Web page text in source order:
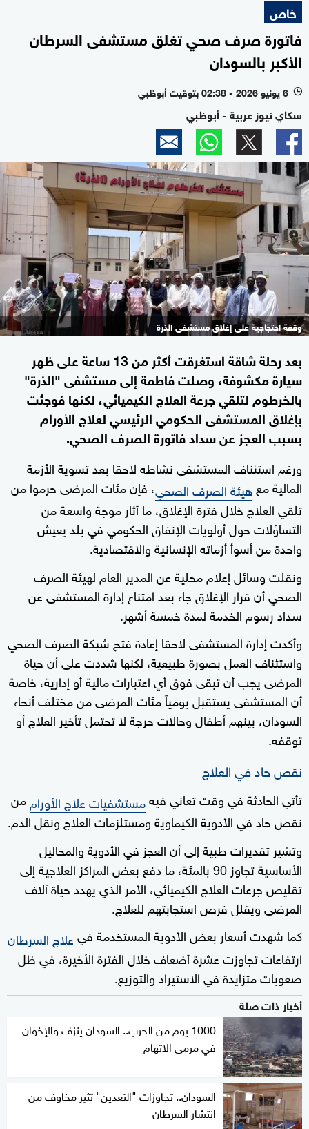
خاص
فاتورة صرف صحي تغلق مستشفى السرطان
الأكبر بالسودان
l 6 يونيو 2026 - 02:38 بتوقيت أبوظبي
سكاي نيوز عربية - أبوظبي
وقفة احتجاجية على إغلاق مستشفى الذرة
بعد رحلة شاقة استغرقت أكثر من 13 ساعة على ظهر
سيارة مكشوفة، وصلت فاطمة إلى مستشفى "الذرة"
بالخرطوم لتلقي جرعة العلاج الكيميائي، لكنها فوجئت
بإغلاق المستشفى الحكومي الرئيسي لعلاج الأورام
بسبب العجز عن سداد فاتورة الصرف الصحي.
ورغم استئناف المستشفى نشاطه لاحقا بعد تسوية الأزمة
المالية معهيئة الصرف الصحي، فإن مئات المرضى حرموا من
تلقي العلاج خلال فترة الإغلاق، ما أثار موجة واسعة من
التساؤلات حول أولويات الإنفاق الحكومي في بلد يعيش
واحدة من أسوأ أزماته الإنسانية والاقتصادية.
ونقلت وسائل إعلام محلية عن المدير العام لهيئة الصرف
الصحي أن قرار الإغلاق جاء بعد امتناع إدارة المستشفى عن
سداد رسوم الخدمة لمدة خمسة أشهر.
وأكدت إدارة المستشفى لاحقا إعادة فتح شبكة الصرف الصحي
واستئناف العمل بصورة طبيعية، لكنها شددت على أن حياة
المرضى يجب أن تبقى فوق أي اعتبارات مالية أو إدارية، خاصة
أن المستشفى يستقبل يومياً مئات المرضى من مختلف أنحاء
السودان، بينهم أطفال وحالات حرجة لا تحتمل تأخير العلاج أو
توقفه.
نقص حاد في العلاج
تأتي الحادثة في وقت تعاني فيهمستشفيات علاج الأوراممن
نقص حاد في الأدوية الكيماوية ومستلزمات العلاج ونقل الدم.
وتشير تقديرات طبية إلى أن العجز في الأدوية والمحاليل
الأساسية تجاوز 90 بالمئة، ما دفع بعض المراكز العلاجية إلى
تقليص جرعات العلاج الكيميائي، الأمر الذي يهدد حياة آلاف
المرضى ويقلل فرص استجابتهم للعلاج.
كما شهدت أسعار بعض الأدوية المستخدمة فيعلاج السرطان
ارتفاعات تجاوزت عشرة أضعاف خلال الفترة الأخيرة، في ظل
صعوبات متزايدة في الاستيراد والتوزيع.
أخبار ذات صلة
1000 يوم من الحرب.. السودان ينزف والإخوان
في مرمى الاتهام
السودان.. تجاوزات "التعدين" تثير مخاوف من
انتشار السرطان